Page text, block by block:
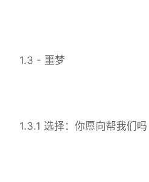
1.3 - 噩梦
1.3.1 选择：你愿向帮我们吗